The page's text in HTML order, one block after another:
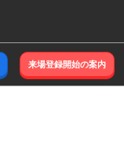
来場登録開始の案内